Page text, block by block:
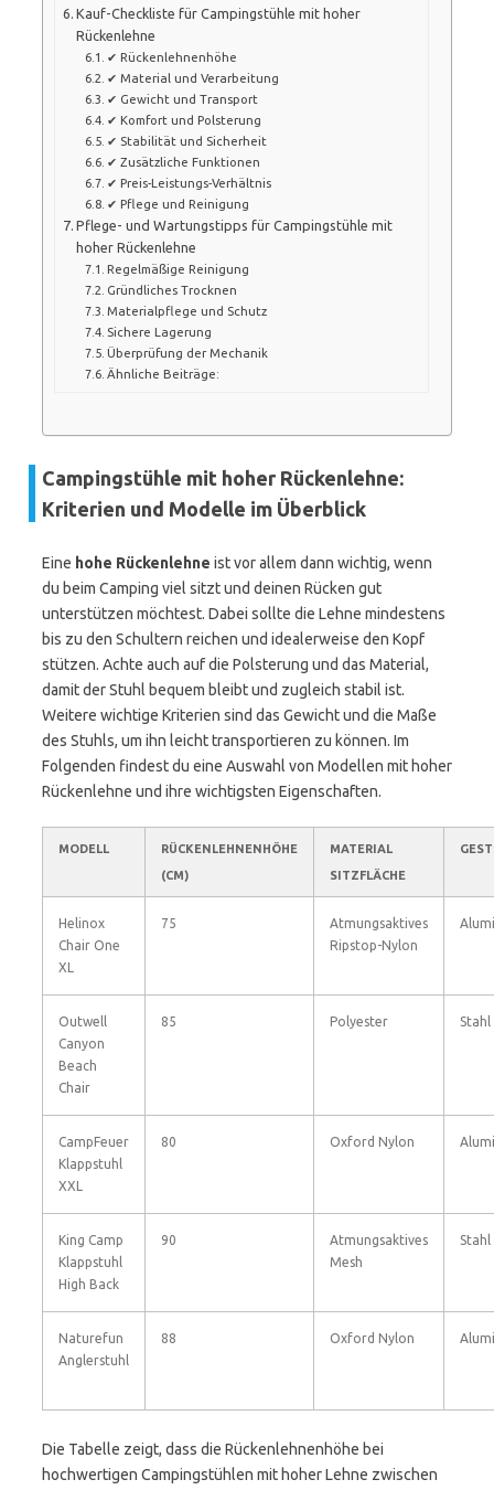
Kauf-Checkliste für Campingstühle mit hoher
Rückenlehne
✔ Rückenlehnenhöhe
✔ Material und Verarbeitung
✔ Gewicht und Transport
✔ Komfort und Polsterung
✔ Stabilität und Sicherheit
✔ Zusätzliche Funktionen
✔ Preis-Leistungs-Verhältnis
✔ Pflege und Reinigung
Pflege- und Wartungstipps für Campingstühle mit
hoher Rückenlehne
Regelmäßige Reinigung
Gründliches Trocknen
Materialpflege und Schutz
Sichere Lagerung
Überprüfung der Mechanik
Ähnliche Beiträge:
Campingstühle mit hoher Rückenlehne:
Kriterien und Modelle im Überblick
Eine hohe Rückenlehne ist vor allem dann wichtig, wenn
du beim Camping viel sitzt und deinen Rücken gut
unterstützen möchtest. Dabei sollte die Lehne mindestens
bis zu den Schultern reichen und idealerweise den Kopf
stützen. Achte auch auf die Polsterung und das Material,
damit der Stuhl bequem bleibt und zugleich stabil ist.
Weitere wichtige Kriterien sind das Gewicht und die Maße
des Stuhls, um ihn leicht transportieren zu können. Im
Folgenden findest du eine Auswahl von Modellen mit hoher
Rückenlehne und ihre wichtigsten Eigenschaften.
MODELL
RÜCKENLEHNENHÖHE
(CM)
MATERIAL
SITZFLÄCHE
Helinox
Chair One
XL
75
Atmungsaktives
Ripstop-Nylon
Outwell
Canyon
Beach
Chair
85 Polyester Stahl
CampFeuer
Klappstuhl
XXL
80 Oxford Nylon
King Camp
Klappstuhl
High Back
90
Atmungsaktives
Mesh
Stahl
Naturefun
Anglerstuhl
88 Oxford Nylon
Die Tabelle zeigt, dass die Rückenlehnenhöhe bei
hochwertigen Campingstühlen mit hoher Lehne zwischen